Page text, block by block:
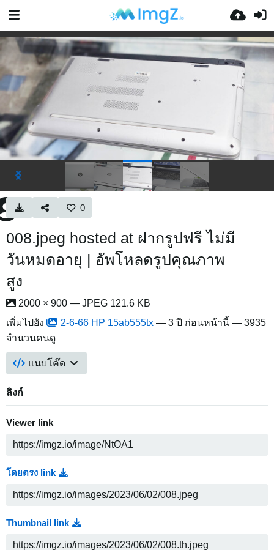
0
008.jpeg hosted at ฝากรูปฟรี ไม่มี
วันหมดอายุ | อัพโหลดรูปคุณภาพ
สูง
2000 × 900 — JPEG 121.6 KB
เพิ่มไปยัง
2-6-66 HP 15ab555tx — 3 ปี ก่อนหน้านี้ — 3935
จำนวนคนดู
แนบโค๊ด
ลิงก์
Viewer link
โดยตรง link
Thumbnail link